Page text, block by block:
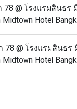
78 @ โรงแรมสินธ
Midtown Hotel
78 @ โรงแรมสินธ
Midtown Hotel